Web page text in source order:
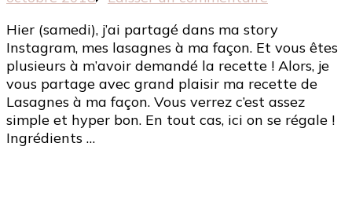
–
Home
made]
Lasagnes
à
ma
Hier (samedi), j’ai partagé dans ma story
Instagram, mes lasagnes à ma façon. Et vous êtes
plusieurs à m’avoir demandé la recette ! Alors, je
vous partage avec grand plaisir ma recette de
Lasagnes à ma façon. Vous verrez c’est assez
simple et hyper bon. En tout cas, ici on se régale !
Ingrédients …